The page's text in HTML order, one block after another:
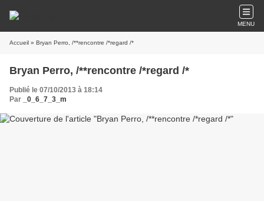
MENU
Accueil » Bryan Perro, /**rencontre /*regard /*
Bryan Perro, /**rencontre /*regard /*
Publié le 07/10/2013 à 18:14
Par
_0_6_7_3_m